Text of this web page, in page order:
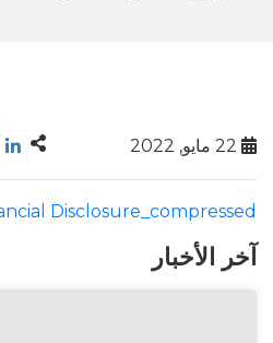
Disclosure_compressed
آخر الأخبار